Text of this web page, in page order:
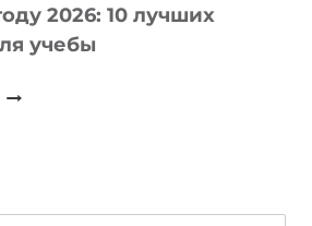
2026: 10 лучших
учебы
КАКОЙ